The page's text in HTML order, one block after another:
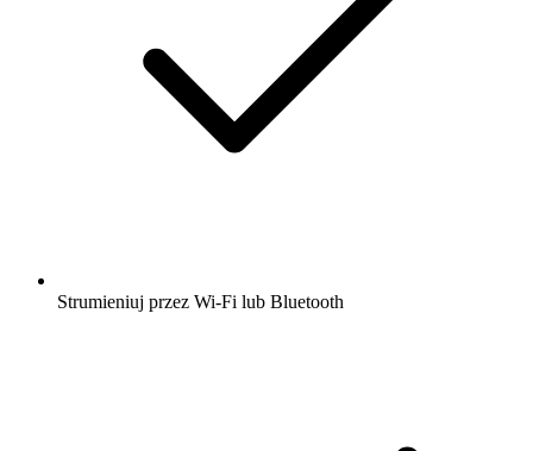
Strumieniuj przez Wi-Fi lub Bluetooth